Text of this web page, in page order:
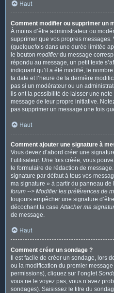
Haut
Comment modifier ou supprimer un
À moins d’être administrateur ou
supprimer que vos propres
(quelquefois dans une durée limitée
le bouton modifierdu message
répondu au message, un petit texte
indiquant qu’il a été modifié, le
la date et l’heure de la dernière
pas si un modérateur ou un
ils ont la possibilité de laisser une
message de leur propre initiative.
pas supprimer un message une fois
Haut
Comment ajouter une signature à
Vous devez d’abord créer une
l’utilisateur. Une fois créée, vous
le formulaire de rédaction de
signature par défaut à tous vos
ma signature » à partir du panneau de
forum --> Modifier les préférences de
toujours empêcher une signature
décochant la caseAttacher ma
de message.
Haut
Comment créer un sondage ?
Il est facile de créer un sondage, lors
ou la modification du premier
permissions), cliquez sur l’onglet
vous ne le voyez pas, vous n’avez
sondages). Saisissez le titre du